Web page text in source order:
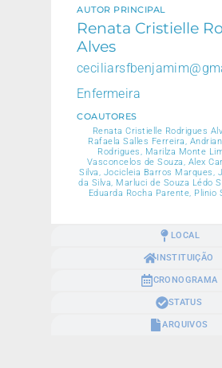
LOCAL
INSTITUIÇÃO
CRONOGRAMA
STATUS
ARQUIVOS
AUTOR PRINCIPAL
Renata Cristielle
Alves
Enfermeira
COAUTORES
Renata Cristielle Rodrigues
Rafaela Salles Ferreira,
Rodrigues, Marilza Monte
Vasconcelos de Souza, Alex
Silva, Jocicleia Barros Marques,
da Silva, Marluci de Souza Lédo
Eduarda Rocha Parente, Plinio